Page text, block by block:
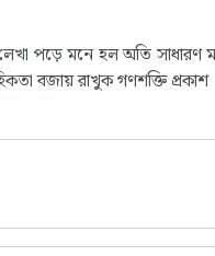
পড়ে মনে হল অতি সাধারণ
বজায় রাখুক গণশক্তি প্রকাশ